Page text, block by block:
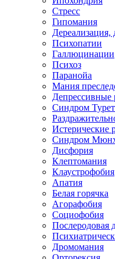
Стресс
Гипомания
Дереализация,
Психопатии
Галлюцинации
Психоз
Паранойа
Мания
Депрессивные
Синдром
Истерические
Синдром
Дисфория
Клептомания
Клаустрофобия
Апатия
Белая горячка
Агорафобия
Социофобия
Послеродовая
Дромомания